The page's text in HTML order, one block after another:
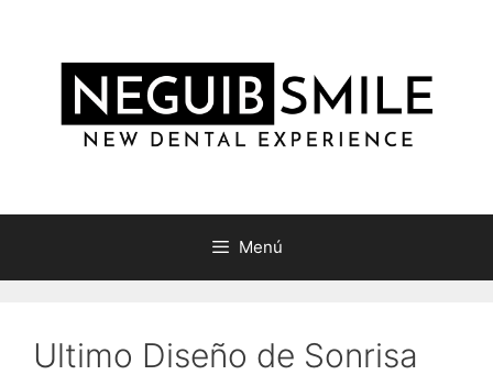
Menú
Ultimo Diseño de Sonrisa